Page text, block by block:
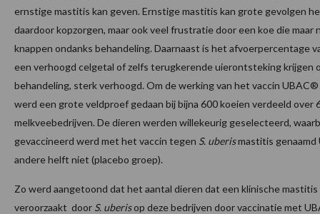
ernstige mastitis kan geven. Ernstige mastitis kan grote gevolgen
daardoor kopzorgen, maar ook veel frustratie door een koe die maar
knappen ondanks behandeling. Daarnaast is het afvoerpercentage
een verhoogd celgetal of zelfs terugkerende uierontsteking krijgen
behandeling, sterk verhoogd. Om de werking van het vaccin
werd een grote veldproef gedaan bij bijna 600 koeien verdeeld over
melkveebedrijven. De dieren werden willekeurig geselecteerd,
gevaccineerd werd met het vaccin tegen S. uberismastitis genaamd
andere helft niet (placebo groep).
Zo werd aangetoond dat het aantal dieren dat een klinische
veroorzaakt door S. uberisop deze bedrijven door vaccinatie met